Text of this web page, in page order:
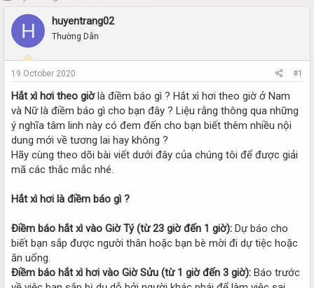
r
a
d
s
a
r
t
e
r
a
r
d
e
H huyentrang02
Thường Dân
19 October 2020 #1
Hắt xì hơi theo giờlà điềm báo gì ? Hắt xì hơi theo giờ ở Nam
và Nữ là điềm báo gì cho bạn đây ? Liệu rằng thông qua những
ý nghĩa tâm linh này có đem đến cho bạn biết thêm nhiều nội
dung mới về tương lai hay không ?
Hãy cùng theo dõi bài viết dưới đây của chúng tôi để được giải
mã các thắc mắc nhé.
Hắt xì hơi là điềm báo gì ?
Điềm báo hắt xì vào Giờ Tý (từ 23 giờ đến 1 giờ): Dự báo cho
biết bạn sắp được người thân hoặc bạn bè mời đi dự tiệc hoặc
ăn uống.
Điềm báo hắt xì hơi vào Giờ Sửu (từ 1 giờ đến 3 giờ): Báo trước